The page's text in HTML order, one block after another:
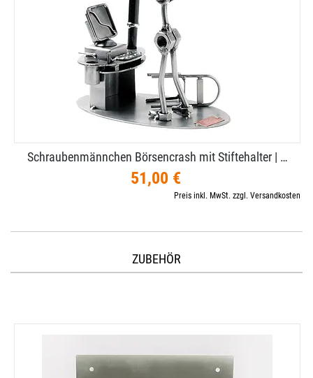
Schraubenmännchen Börsencrash mit Stiftehalter | …
51,00 €
Preis inkl. MwSt. zzgl. Versandkosten
ZUBEHÖR